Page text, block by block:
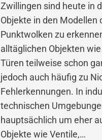
Zwillingen sind heute in
Objekte in den Modellen
Punktwolken zu
alltäglichen Objekten
Türen teilweise schon
jedoch auch häufig zu
Fehlerkennungen. In
technischen
hauptsächlich um eher
Objekte wie Ventile,…